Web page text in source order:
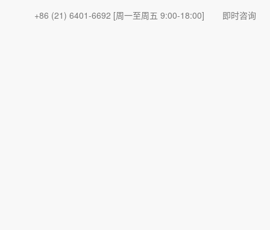
+86 (21) 6401-6692 [周一至周五 9:00-18:00] 即时咨询